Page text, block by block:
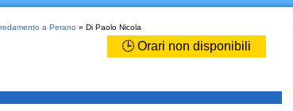
a Perano» Di Paolo Nicola
🕒 Orari non disponibili